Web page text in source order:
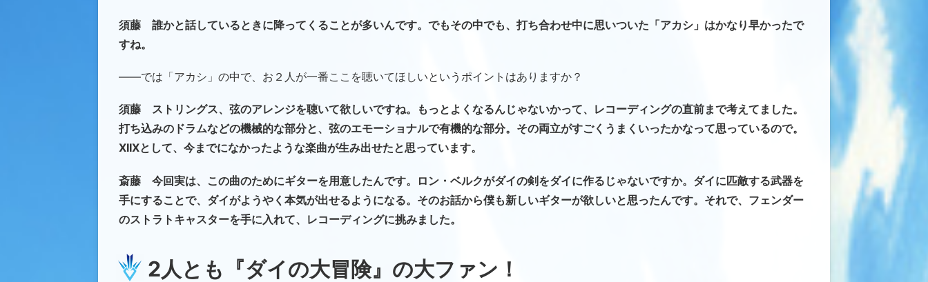
須藤 誰かと話しているときに降ってくることが多いんです。でもその中でも、打ち合わせ中に思いついた「アカシ」はかなり早かったで
すね。
――では「アカシ」の中で、お２人が一番ここを聴いてほしいというポイントはありますか？
須藤 ストリングス、弦のアレンジを聴いて欲しいですね。もっとよくなるんじゃないかって、レコーディングの直前まで考えてました。
打ち込みのドラムなどの機械的な部分と、弦のエモーショナルで有機的な部分。その両立がすごくうまくいったかなって思っているので。
XIIXとして、今までになかったような楽曲が生み出せたと思っています。
斎藤 今回実は、この曲のためにギターを用意したんです。ロン・ベルクがダイの剣をダイに作るじゃないですか。ダイに匹敵する武器を
手にすることで、ダイがようやく本気が出せるようになる。そのお話から僕も新しいギターが欲しいと思ったんです。それで、フェンダー
のストラトキャスターを手に入れて、レコーディングに挑みました。
2人とも『ダイの大冒険』の大ファン！